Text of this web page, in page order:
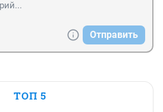
Отправить
ТОП 5